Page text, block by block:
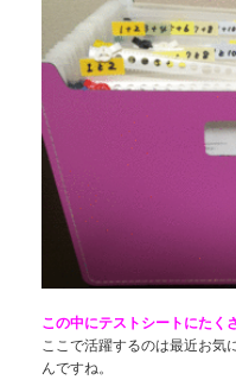
この中にテストシートにたく
ここで活躍するのは最近お気
んですね。